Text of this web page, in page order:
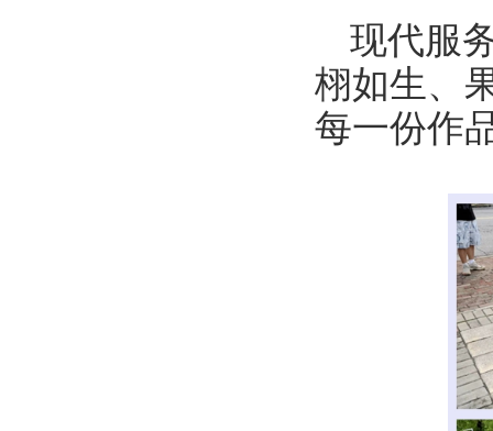
现代服
栩如生、
每一份作